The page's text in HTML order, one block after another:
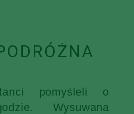
pomyśleli o
Wysuwana